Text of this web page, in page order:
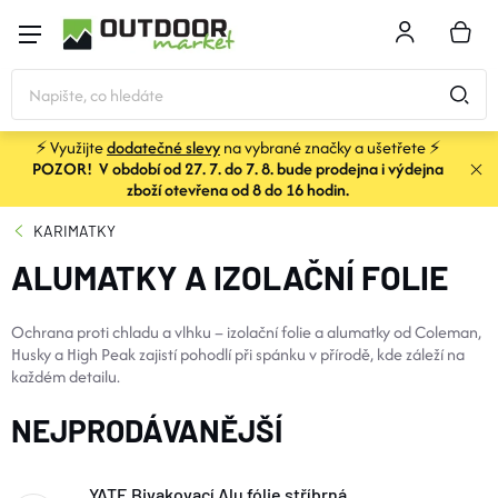
obsah
KOŠÍK
STANY
SPACÁKY
KARIMATKY
⚡ Využijtedodatečné slevyna vybrané značky a ušetřete ⚡
POZOR! V období od 27. 7. do 7. 8. bude prodejna i výdejna
zboží otevřena od 8 do 16 hodin.
KARIMATKY
ALUMATKY A IZOLAČNÍ FOLIE
Ochrana proti chladu a vlhku – izolační folie a alumatky od Coleman,
Husky a High Peak zajistí pohodlí při spánku v přírodě, kde záleží na
každém detailu.
NEJPRODÁVANĚJŠÍ